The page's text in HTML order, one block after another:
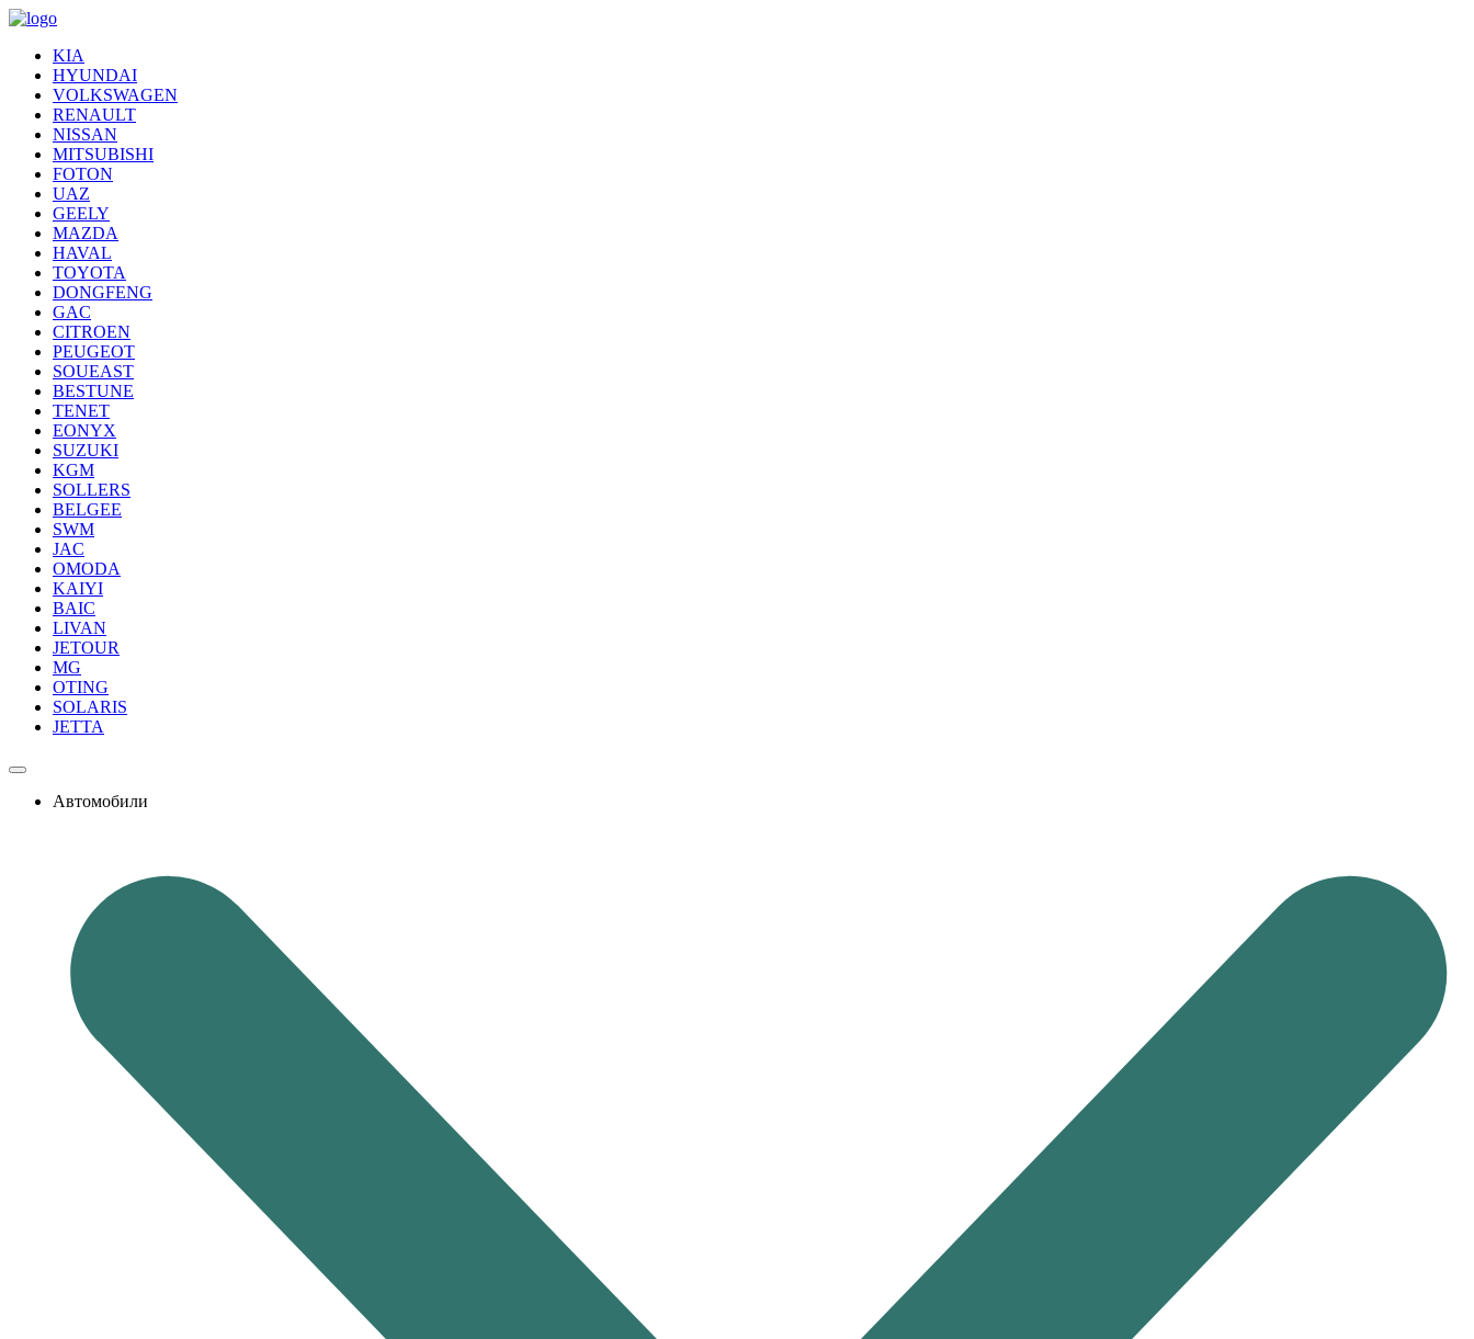
KIA
HYUNDAI
VOLKSWAGEN
RENAULT
NISSAN
MITSUBISHI
FOTON
UAZ
GEELY
MAZDA
HAVAL
TOYOTA
DONGFENG
GAC
CITROEN
PEUGEOT
SOUEAST
BESTUNE
TENET
EONYX
SUZUKI
KGM
SOLLERS
BELGEE
SWM
JAC
OMODA
KAIYI
BAIC
LIVAN
JETOUR
MG
OTING
SOLARIS
JETTA
Автомобили